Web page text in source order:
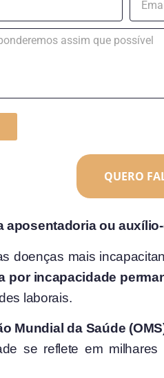
QUERO
aposentadoria ou
doenças mais
por incapacidade
laborais.
Mundial da Saúde
se reflete em